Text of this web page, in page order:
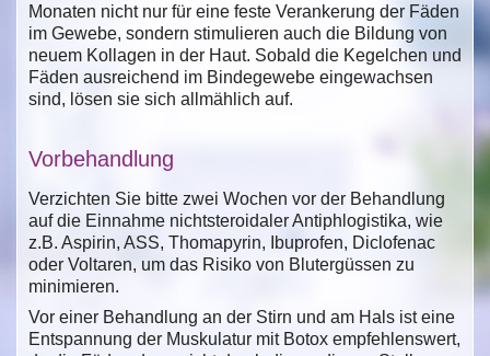
Monaten nicht nur für eine feste Verankerung der Fäden
im Gewebe, sondern stimulieren auch die Bildung von
neuem Kollagen in der Haut. Sobald die Kegelchen und
Fäden ausreichend im Bindegewebe eingewachsen
sind, lösen sie sich allmählich auf.
Vorbehandlung
Verzichten Sie bitte zwei Wochen vor der Behandlung
auf die Einnahme nichtsteroidaler Antiphlogistika, wie
z.B. Aspirin, ASS, Thomapyrin, Ibuprofen, Diclofenac
oder Voltaren, um das Risiko von Blutergüssen zu
minimieren.
Vor einer Behandlung an der Stirn und am Hals ist eine
Entspannung der Muskulatur mit Botox empfehlenswert,